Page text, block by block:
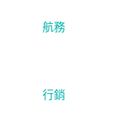
航務
行銷